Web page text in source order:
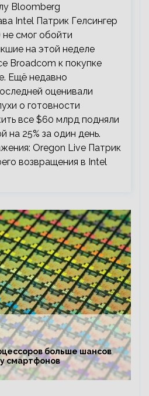
Bloomberg
Intel Патрик Гелсингер
не смог обойти
на этой неделе
Broadcom к покупке
Ещё недавно
оценивали
о готовности
все $60 млрд подняли
на 25% за один день.
Oregon Live Патрик
возвращения в Intel
больше шансов
смартфонов